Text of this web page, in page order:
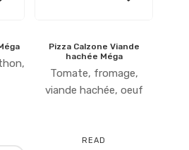
Ajouter
à la
Pizza Calzone Viande
hachée Méga
Tomate, fromage,
viande hachée, oeuf
READ